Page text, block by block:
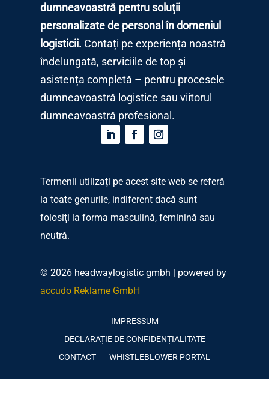
dumneavoastră pentru soluții
personalizate de personal în domeniul
logisticii. Contați pe experiența noastră
îndelungată, serviciile de top și
asistența completă – pentru procesele
dumneavoastră logistice sau viitorul
dumneavoastră profesional.
Termenii utilizați pe acest site web se referă
la toate genurile, indiferent dacă sunt
folosiți la forma masculină, feminină sau
neutră.
© 2026 headwaylogistic gmbh | powered by
accudo Reklame GmbH
IMPRESSUM
DECLARAȚIE DE CONFIDENȚIALITATE
CONTACT
WHISTLEBLOWER PORTAL